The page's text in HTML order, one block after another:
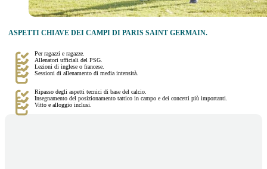
ASPETTI CHIAVE DEI CAMPI DI PARIS SAINT GERMAIN.
Per ragazzi e ragazze.
Allenatori ufficiali del PSG.
Lezioni di inglese o francese.
Sessioni di allenamento di media intensità.
Ripasso degli aspetti tecnici di base del calcio.
Insegnamento del posizionamento tattico in campo e dei concetti più importanti.
Vitto e alloggio inclusi.